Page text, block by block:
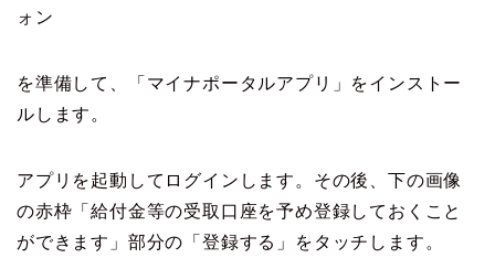
ォン
を準備して、「マイナポータルアプリ」をインストー
ルします。
アプリを起動してログインします。その後、下の画像
の赤枠「給付金等の受取口座を予め登録しておくこと
ができます」部分の「登録する」をタッチします。